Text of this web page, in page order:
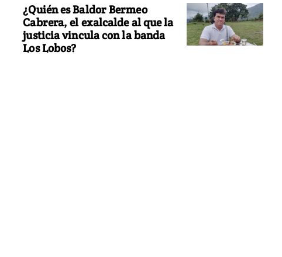
¿Quién es Baldor Bermeo
Cabrera, el exalcalde al que la
justicia vincula con la banda
Los Lobos?